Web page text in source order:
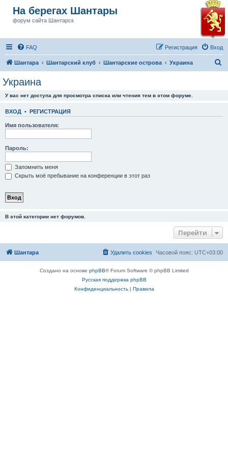
На берегах Шантары
форум сайта Шантарск
FAQ Вход
Регистрация
Шантара Шантарский клуб Шантарские острова Украина
Украина
У вас нет доступа для просмотра списка или чтения тем в этом форуме.
ВХОД • РЕГИСТРАЦИЯ
Имя пользователя:
Пароль:
Запомнить меня
Скрыть моё пребывание на конференции в этот раз
В этой категории нет форумов.
Перейти
Шантара Часовой пояс: UTC+03:00
Удалить cookies
Создано на основе phpBB® Forum Software © phpBB Limited
Русская поддержка phpBB
Конфиденциальность| Правила